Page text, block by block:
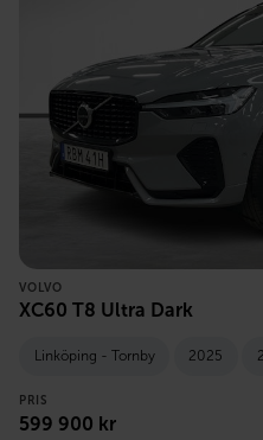
VOLVO
XC60 T8 Ultra Dark
Linköping - Tornby 2025
PRIS
599 900 kr